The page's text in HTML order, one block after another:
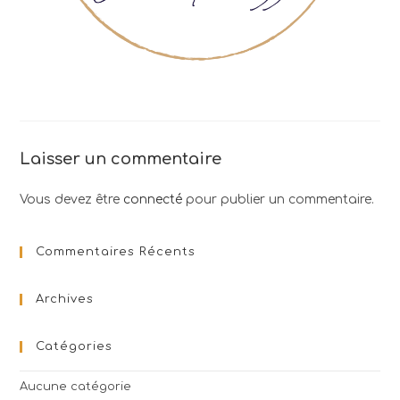
Laisser un commentaire
Vous devez être connecté pour publier un commentaire.
Commentaires Récents
Archives
Catégories
Aucune catégorie